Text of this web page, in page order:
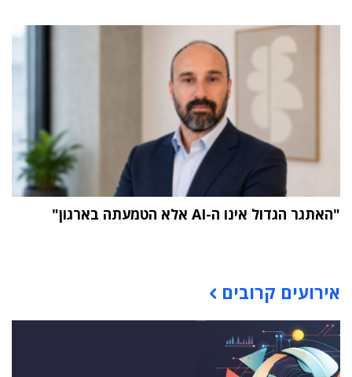
"האתגר הגדול אינו ה-AI אלא הטמעתה בארגון"
אירועים קרובים